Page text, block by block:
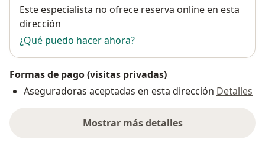
Disponibilidad
Este especialista no ofrece reserva online en esta
dirección
¿Qué puedo hacer ahora?
Formas de pago (visitas privadas)
Aseguradoras aceptadas en esta dirección Detalles
Mostrar más detalles
sobre la dirección